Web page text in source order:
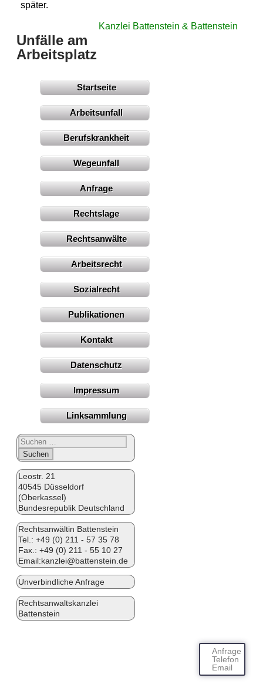
später.
Unfälle am
Arbeitsplatz
Startseite
Arbeitsunfall
Berufskrankheit
Wegeunfall
Anfrage
Rechtslage
Rechtsanwälte
Arbeitsrecht
Sozialrecht
Publikationen
Kontakt
Datenschutz
Impressum
Linksammlung
Suchen
nach:
Leostr. 21
40545 Düsseldorf
(Oberkassel)
Bundesrepublik Deutschland
Rechtsanwältin Battenstein
Tel.: +49 (0) 211 - 57 35 78
Fax.: +49 (0) 211 - 55 10 27
Email:kanzlei@battenstein.de
Unverbindliche Anfrage
Rechtsanwaltskanzlei
Battenstein
Kanzlei Battenstein & Battenstein
Anfrage
Telefon
Email